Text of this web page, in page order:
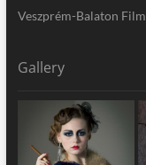
Veszprém-Balaton
Gallery